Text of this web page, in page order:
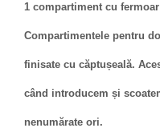
1 compartiment cu
Compartimentele pentru
finisate cu căptușeală.
când introducem și
nenumărate ori.